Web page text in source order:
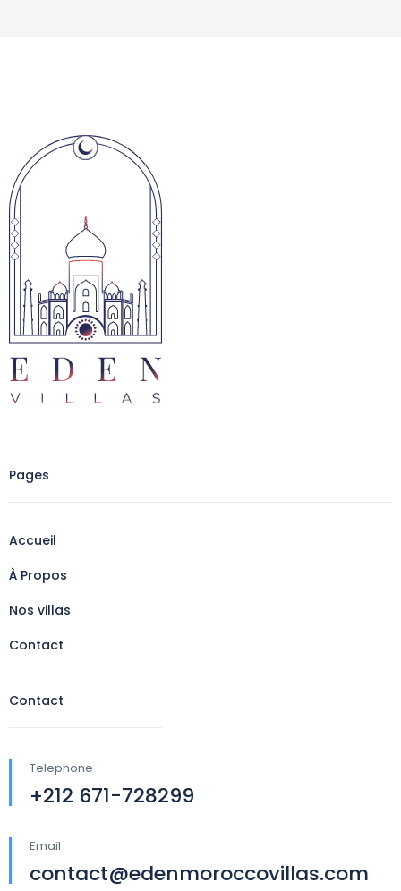
Pages
Accueil
À Propos
Nos villas
Contact
Contact
Telephone
+212 671-728299
Email
contact@edenmoroccovillas.com